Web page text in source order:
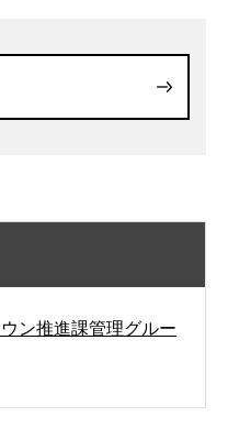
ン推進課管理グルー